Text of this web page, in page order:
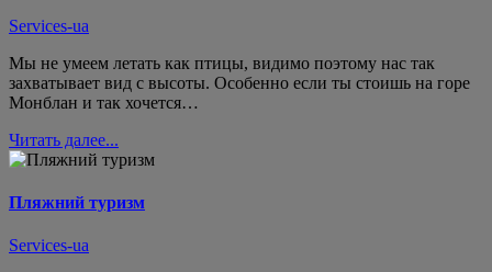
Services-ua
Мы не умеем летать как птицы, видимо поэтому нас так
захватывает вид с высоты. Особенно если ты стоишь на горе
Монблан и так хочется…
Читать далее...
Пляжний туризм
Services-ua